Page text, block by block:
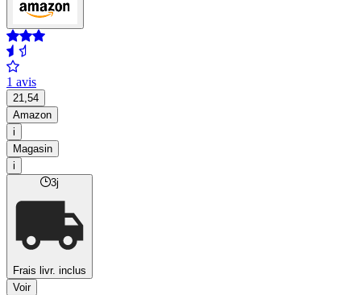
1 avis
21,54
Amazon
i
Magasin
i
3j
Frais livr. inclus
Voir